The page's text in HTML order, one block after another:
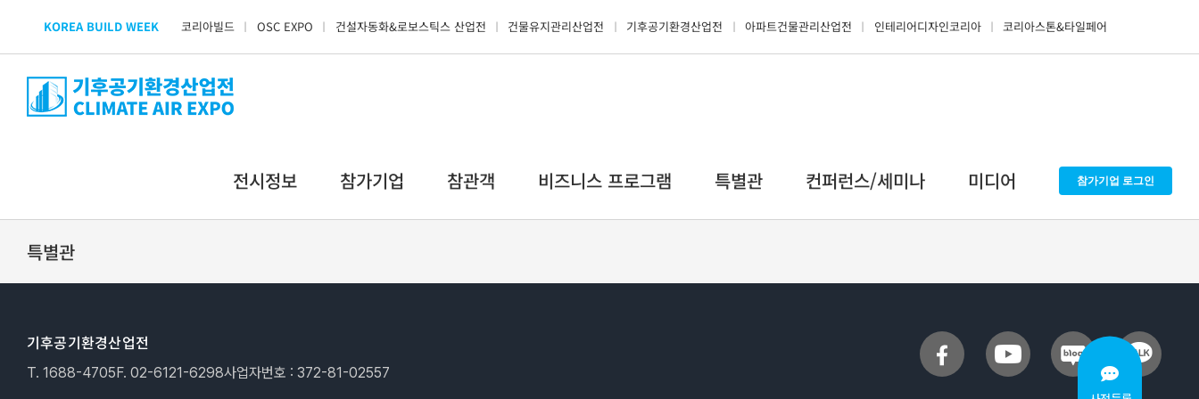
content
KOREA BUILD WEEK 코리아빌드 OSC EXPO 건설자동화&로보스틱스 산업전 건물유지관리산업전 기후공기환경산업전 아파트건물관리산업전 인테리어디자인코리아 코리아스톤&타일페어
전시정보 참가기업 참관객 비즈니스 프로그램 특별관 컨퍼런스/세미나 미디어 참가기업 로그인
특별관
기후공기환경산업전
T. 1688-4705F. 02-6121-6298사업자번호 : 372-81-02557